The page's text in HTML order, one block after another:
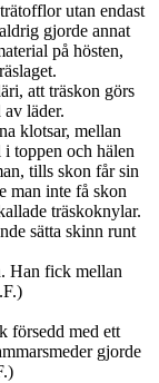
utan endast
gjorde annat
på hösten,
att träskon görs
läder.
klotsar, mellan
toppen och hälen
tills skon får sin
man inte få skon
träskoknylar.
sätta skinn runt
Han fick mellan
försedd med ett
gjorde